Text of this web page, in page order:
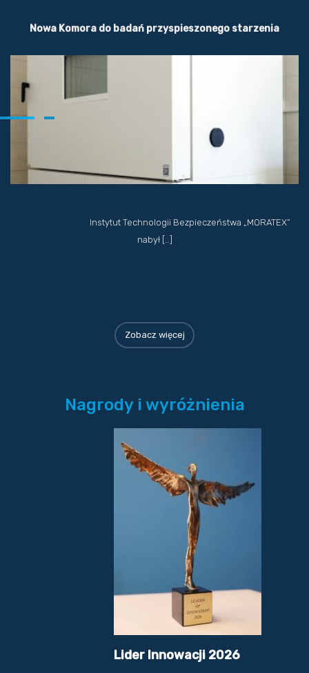
Nowa Komora do badań przyspieszonego starzenia
Instytut Technologii Bezpieczeństwa „MORATEX”
nabył […]
Zobacz więcej
Nagrody i wyróżnienia
Lider Innowacji 2026